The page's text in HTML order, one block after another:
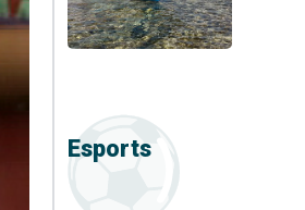
Esports